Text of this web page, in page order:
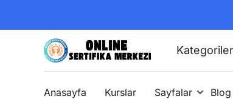
Kategoriler
Anasayfa Kurslar Sayfalar Blog